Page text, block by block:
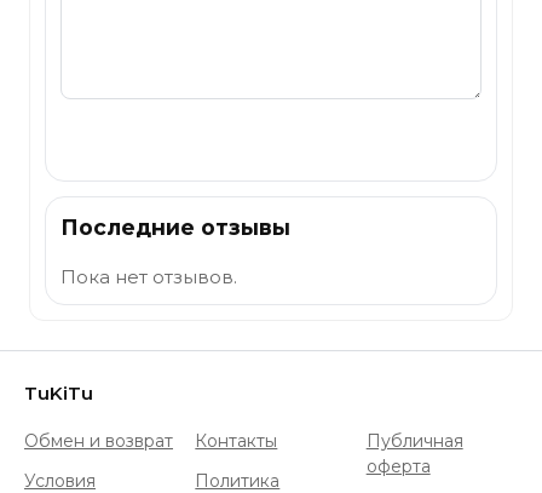
Последние отзывы
Пока нет отзывов.
TuKiTu
Обмен и возврат
Условия
Контакты
Политика
Публичная
оферта